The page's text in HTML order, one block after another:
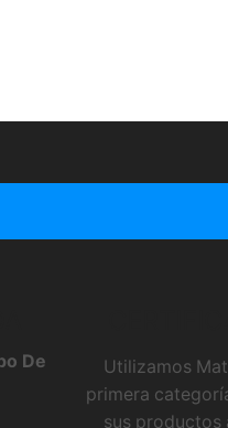
De
Utilizamos
primera
sus productos